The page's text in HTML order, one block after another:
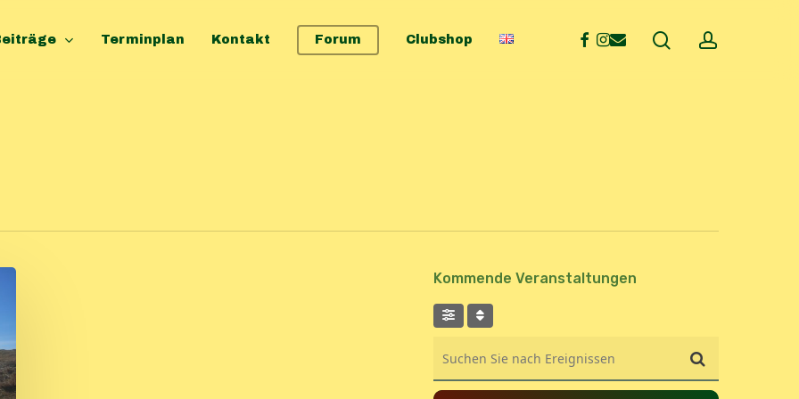
Terminplan Kontakt Forum Clubshop facebook
instagram
email searchaccount
Kommende Veranstaltungen